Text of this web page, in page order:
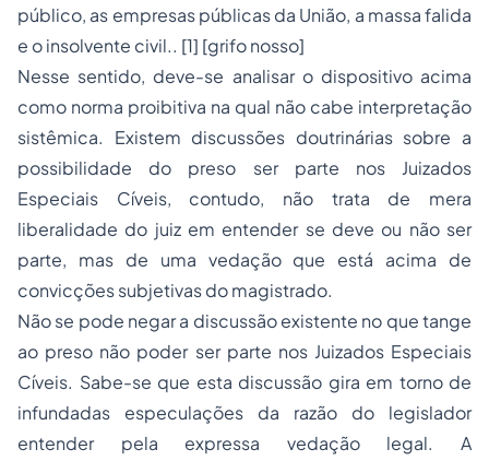
público, as empresas públicas da União, a massa falida
e o insolvente civil.. [1] [grifo nosso]
Nesse sentido, deve-se analisar o dispositivo acima
como norma proibitiva na qual não cabe interpretação
sistêmica. Existem discussões doutrinárias sobre a
possibilidade do preso ser parte nos Juizados
Especiais Cíveis, contudo, não trata de mera
liberalidade do juiz em entender se deve ou não ser
parte, mas de uma vedação que está acima de
convicções subjetivas do magistrado.
Não se pode negar a discussão existente no que tange
ao preso não poder ser parte nos Juizados Especiais
Cíveis. Sabe-se que esta discussão gira em torno de
infundadas especulações da razão do legislador
entender pela expressa vedação legal. A